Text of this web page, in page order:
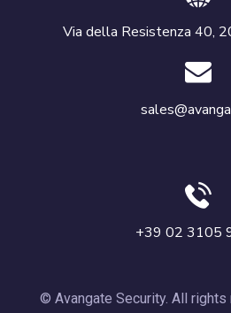
Via della Resistenza 40,
+39 02 3105
© Avangate Security. All rights